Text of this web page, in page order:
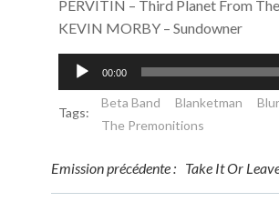
PERVITIN – Third Planet From The
KEVIN MORBY – Sundowner
Lecteur
audio
00:00
Tags:
Beta Band Blanketman Blur
The Premonitions
Post
Emission précédente : Take It Or